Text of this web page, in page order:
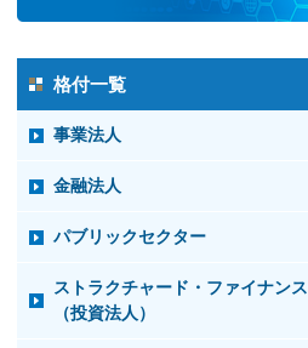
格付一覧
事業法人
金融法人
パブリックセクター
ストラクチャード・ファイナンス
（投資法人）